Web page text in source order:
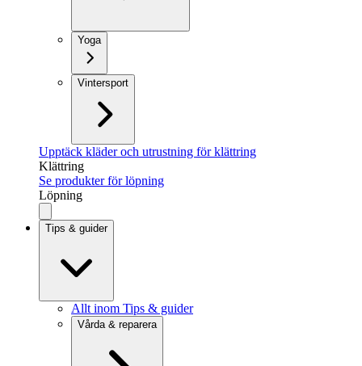
Yoga
Vintersport
Upptäck kläder och utrustning för klättring
Klättring
Se produkter för löpning
Löpning
Tips & guider
Allt inom Tips & guider
Vårda & reparera